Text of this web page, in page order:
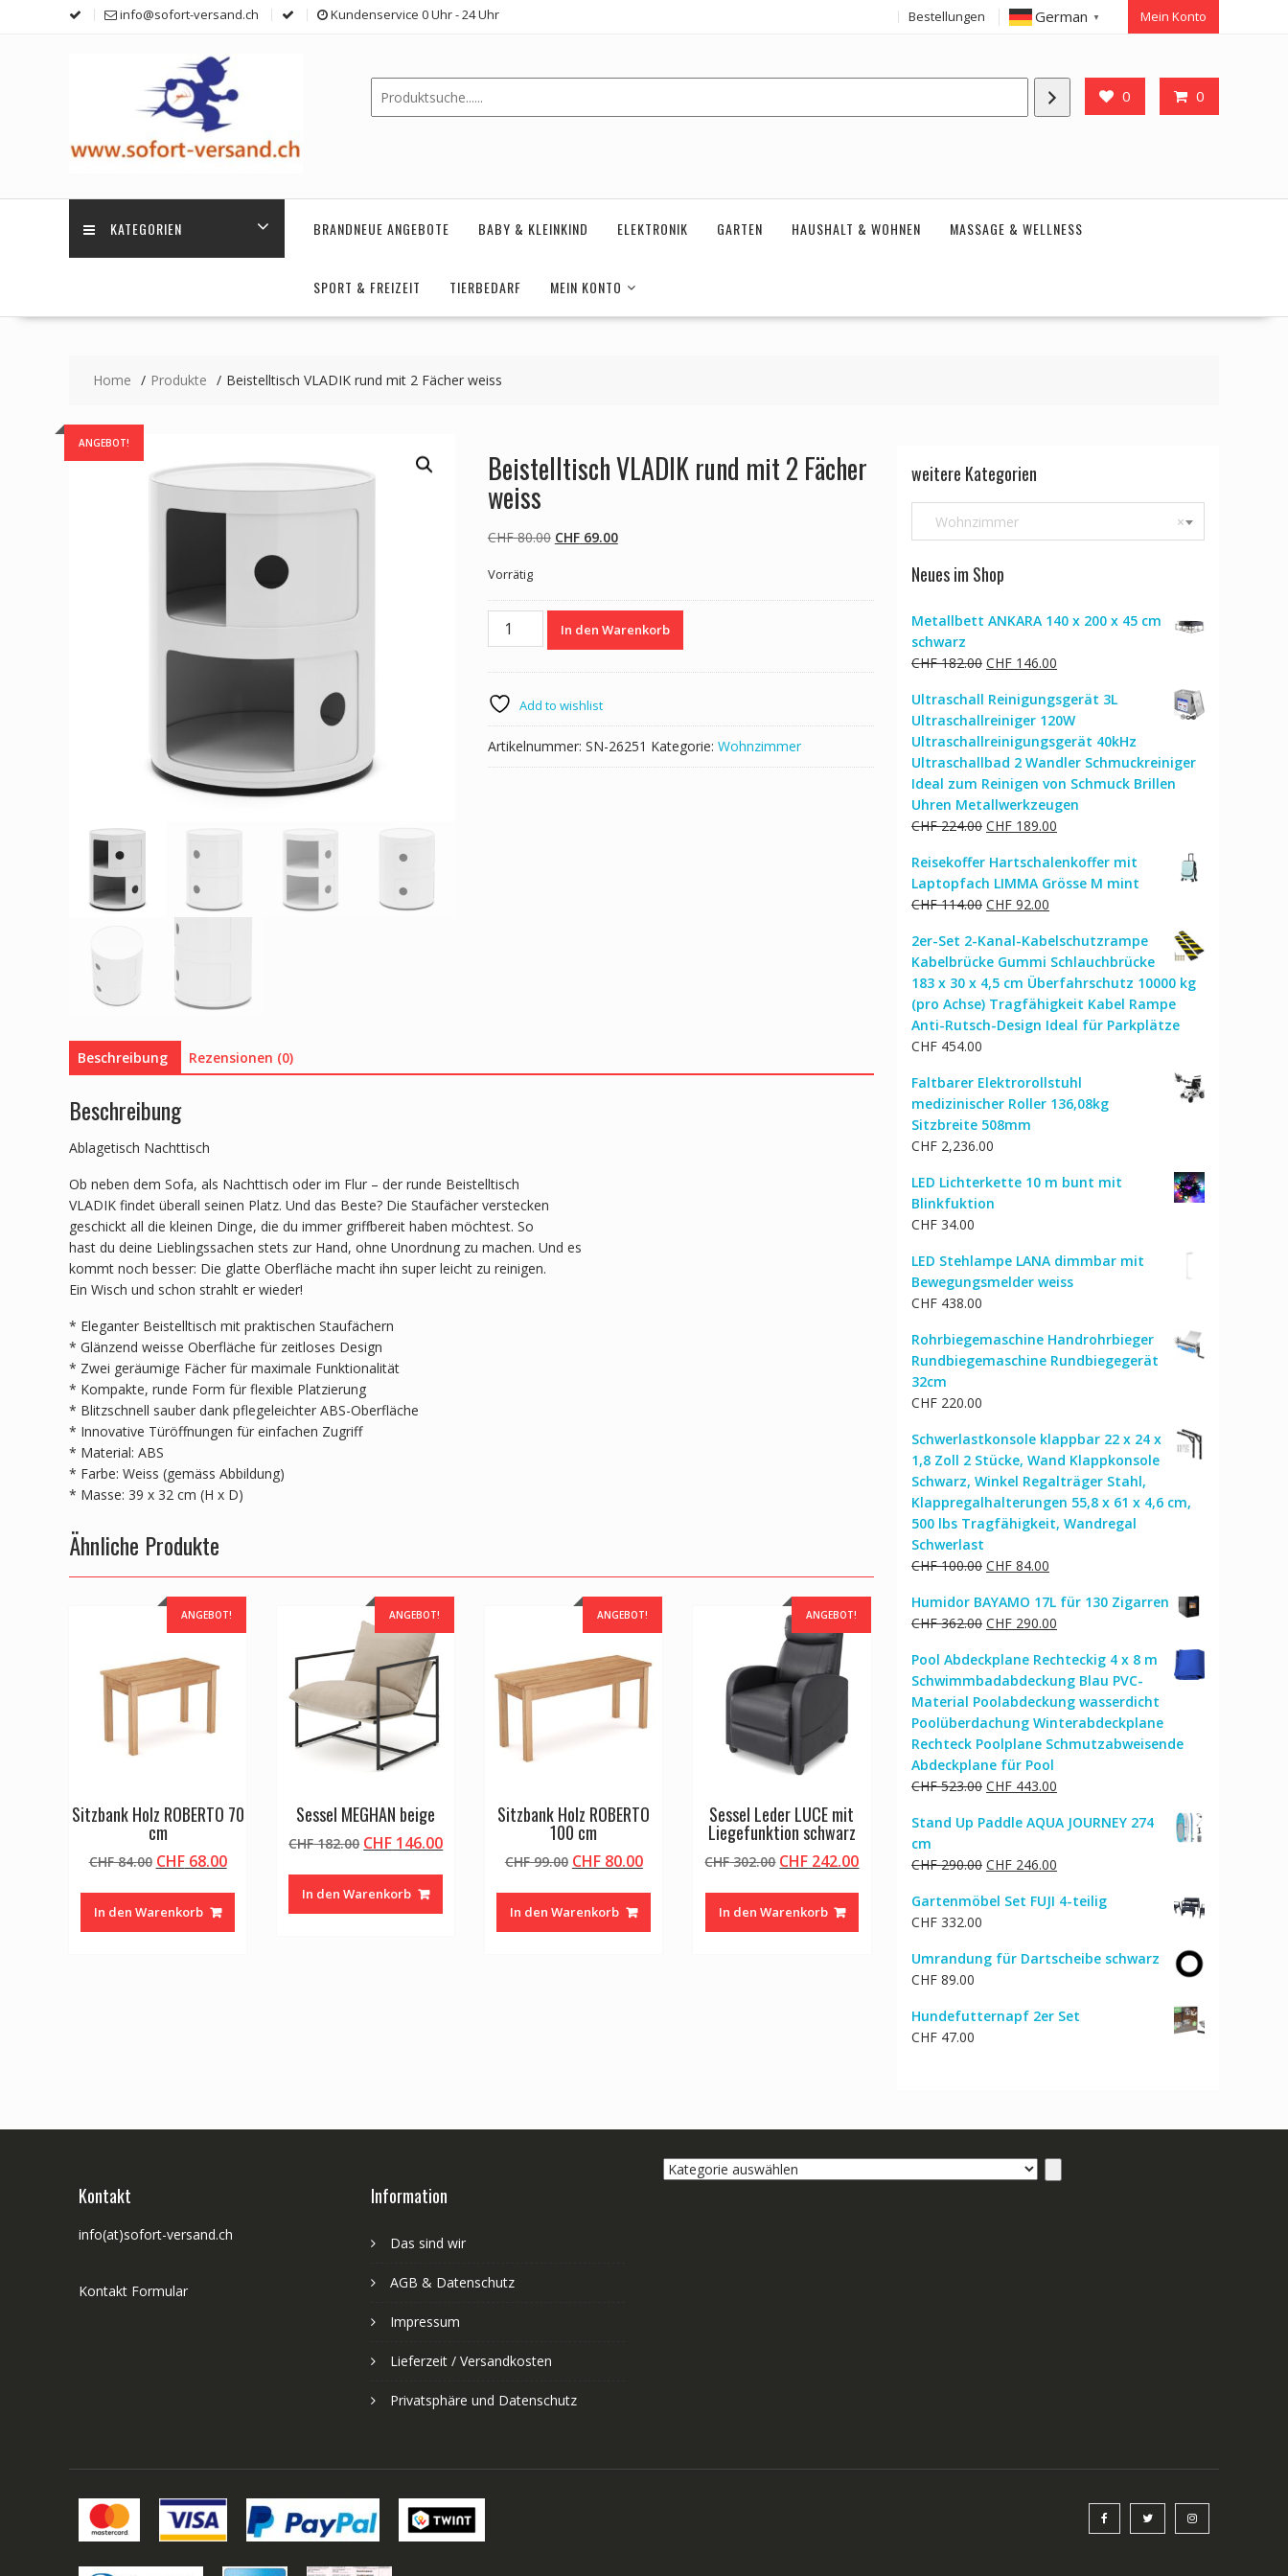
info@sofort-versand.ch Kundenservice 0 Uhr - 24 Uhr Bestellungen German ▼ Mein Konto
0 0
KATEGORIEN BRANDNEUE ANGEBOTE BABY & KLEINKIND ELEKTRONIK GARTEN HAUSHALT & WOHNEN MASSAGE & WELLNESS
SPORT & FREIZEIT TIERBEDARF MEIN KONTO
Home Produkte Beistelltisch VLADIK rund mit 2 Fächer weiss
ANGEBOT!
Beistelltisch VLADIK rund mit 2 Fächer
weiss
CHF80.00 Ursprünglicher
CHF 80.00
CHF69.00Aktueller
CHF 69.00.
Vorrätig
Beistelltisch
2
Fächer
weiss
Menge
In den Warenkorb
Add to wishlist
Artikelnummer: SN-26251 Kategorie: Wohnzimmer
Beschreibung Rezensionen (0)
Beschreibung
Ablagetisch Nachttisch
Ob neben dem Sofa, als Nachttisch oder im Flur – der runde Beistelltisch
VLADIK findet überall seinen Platz. Und das Beste? Die Staufächer verstecken
geschickt all die kleinen Dinge, die du immer griffbereit haben möchtest. So
hast du deine Lieblingssachen stets zur Hand, ohne Unordnung zu machen. Und es
kommt noch besser: Die glatte Oberfläche macht ihn super leicht zu reinigen.
Ein Wisch und schon strahlt er wieder!
* Eleganter Beistelltisch mit praktischen Staufächern
* Glänzend weisse Oberfläche für zeitloses Design
* Zwei geräumige Fächer für maximale Funktionalität
* Kompakte, runde Form für flexible Platzierung
* Blitzschnell sauber dank pflegeleichter ABS-Oberfläche
* Innovative Türöffnungen für einfachen Zugriff
* Material: ABS
* Farbe: Weiss (gemäss Abbildung)
* Masse: 39 x 32 cm (H x D)
Ähnliche Produkte
ANGEBOT!
Sitzbank Holz ROBERTO 70
cm
CHF84.00 Ursprünglicher
war:
CHF 84.00
CHF68.00Aktueller
In den Warenkorb
ANGEBOT!
Sessel MEGHAN beige
CHF182.00 Ursprünglicher
war:
CHF 182.00
CHF 146.00Aktueller
CHF 146.00.
In den Warenkorb
ANGEBOT!
Sitzbank Holz ROBERTO
100 cm
CHF99.00 Ursprünglicher
war:
CHF 99.00
CHF80.00Aktueller
In den Warenkorb
ANGEBOT!
Sessel Leder LUCE mit
Liegefunktion schwarz
CHF302.00 Ursprünglicher
war:
CHF 302.00
CHF 242.00Aktueller
CHF 242.00.
In den Warenkorb
weitere Kategorien
×
Wohnzimmer
Neues im Shop
Metallbett ANKARA 140 x 200 x 45 cm
schwarz
CHF182.00 Ursprünglicher
war:
CHF 182.00
CHF 146.00
ist:
CHF 146.00.
Ultraschall Reinigungsgerät 3L
Ultraschallreiniger 120W
Ultraschallreinigungsgerät 40kHz
Ultraschallbad 2 Wandler Schmuckreiniger
Ideal zum Reinigen von Schmuck Brillen
Uhren Metallwerkzeugen
CHF224.00 Ursprünglicher
war:
CHF 224.00
CHF 189.00
ist:
CHF 189.00.
Reisekoffer Hartschalenkoffer mit
Laptopfach LIMMA Grösse M mint
CHF114.00 Ursprünglicher
war:
CHF 114.00
CHF 92.00
ist:
CHF 92.00.
2er-Set 2-Kanal-Kabelschutzrampe
Kabelbrücke Gummi Schlauchbrücke
183 x 30 x 4,5 cm Überfahrschutz 10000 kg
(pro Achse) Tragfähigkeit Kabel Rampe
Anti-Rutsch-Design Ideal für Parkplätze
CHF 454.00
Faltbarer Elektrorollstuhl
medizinischer Roller 136,08kg
Sitzbreite 508mm
CHF 2,236.00
LED Lichterkette 10 m bunt mit
Blinkfuktion
CHF 34.00
LED Stehlampe LANA dimmbar mit
Bewegungsmelder weiss
CHF 438.00
Rohrbiegemaschine Handrohrbieger
Rundbiegemaschine Rundbiegegerät
32cm
CHF 220.00
Schwerlastkonsole klappbar 22 x 24 x
1,8 Zoll 2 Stücke, Wand Klappkonsole
Schwarz, Winkel Regalträger Stahl,
Klappregalhalterungen 55,8 x 61 x 4,6 cm,
500 lbs Tragfähigkeit, Wandregal
Schwerlast
CHF100.00 Ursprünglicher
war:
CHF 100.00
CHF 84.00
ist:
CHF 84.00.
Humidor BAYAMO 17L für 130 Zigarren
CHF362.00 Ursprünglicher
war:
CHF 362.00
CHF 290.00
ist:
CHF 290.00.
Pool Abdeckplane Rechteckig 4 x 8 m
Schwimmbadabdeckung Blau PVC-
Material Poolabdeckung wasserdicht
Poolüberdachung Winterabdeckplane
Rechteck Poolplane Schmutzabweisende
Abdeckplane für Pool
CHF523.00 Ursprünglicher
war:
CHF 443.00
ist:
Stand Up Paddle AQUA JOURNEY 274
cm
CHF290.00 Ursprünglicher
war:
CHF 246.00
ist:
Gartenmöbel Set FUJI 4-teilig
CHF 332.00
Umrandung für Dartscheibe schwarz
CHF 89.00
Hundefutternapf 2er Set
CHF 47.00
Kontakt
info(at)sofort-versand.ch
Kontakt Formular
Information
Das sind wir
AGB & Datenschutz
Impressum
Lieferzeit / Versandkosten
Privatsphäre und Datenschutz
Kategorie